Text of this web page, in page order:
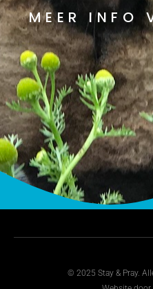
MEER INFO
© 2025 Stay & Pray.